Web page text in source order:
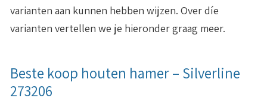
varianten aan kunnen hebben wijzen. Over díe
varianten vertellen we je hieronder graag meer.
Beste koop houten hamer – Silverline
273206